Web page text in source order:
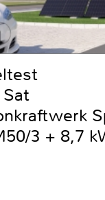
3 + 8,7